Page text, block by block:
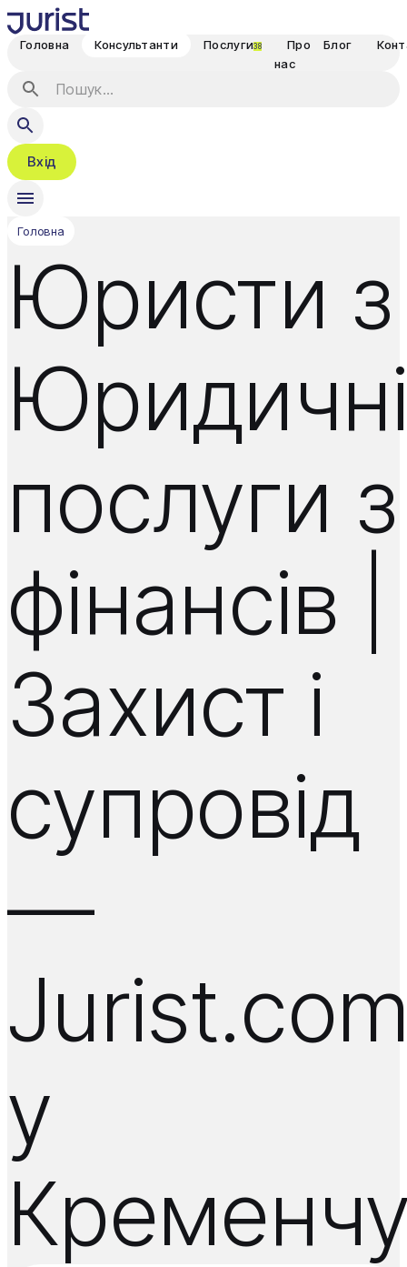
Головна Консультанти Послуги38
Про
нас
Блог
Вхід
Головна
Юристи з
послуги з
фінансів |
Захист і
супровід
—
у